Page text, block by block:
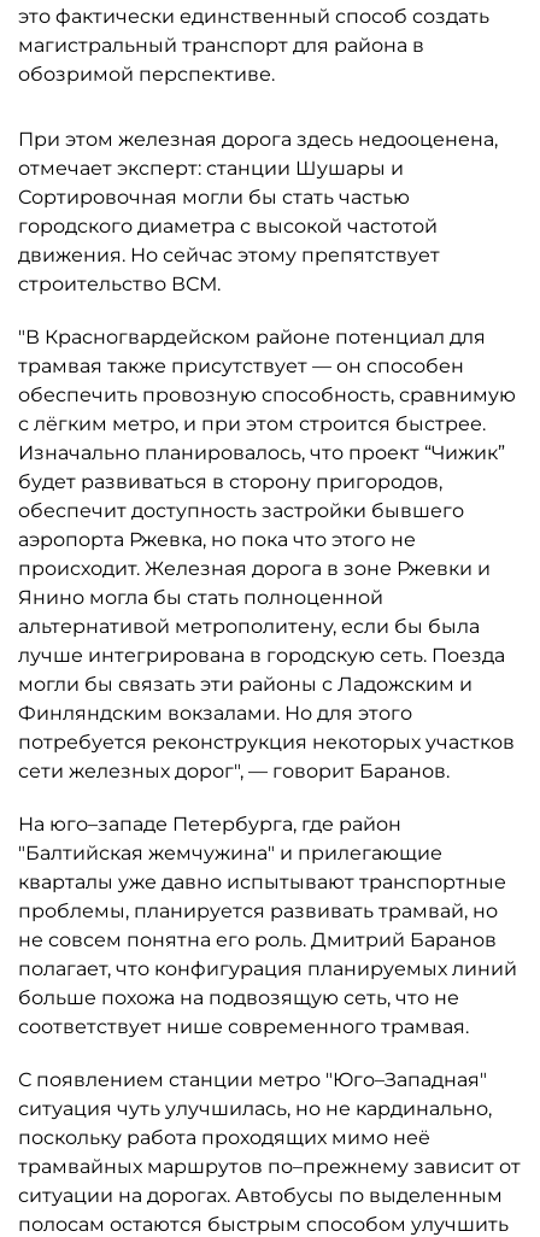
это фактически единственный способ создать
магистральный транспорт для района в
обозримой перспективе.
При этом железная дорога здесь недооценена,
отмечает эксперт: станции Шушары и
Сортировочная могли бы стать частью
городского диаметра с высокой частотой
движения. Но сейчас этому препятствует
строительство ВСМ.
"В Красногвардейском районе потенциал для
трамвая также присутствует — он способен
обеспечить провозную способность, сравнимую
с лёгким метро, и при этом строится быстрее.
Изначально планировалось, что проект “Чижик”
будет развиваться в сторону пригородов,
обеспечит доступность застройки бывшего
аэропорта Ржевка, но пока что этого не
происходит. Железная дорога в зоне Ржевки и
Янино могла бы стать полноценной
альтернативой метрополитену, если бы была
лучше интегрирована в городскую сеть. Поезда
могли бы связать эти районы с Ладожским и
Финляндским вокзалами. Но для этого
потребуется реконструкция некоторых участков
сети железных дорог", — говорит Баранов.
На юго–западе Петербурга, где район
"Балтийская жемчужина" и прилегающие
кварталы уже давно испытывают транспортные
проблемы, планируется развивать трамвай, но
не совсем понятна его роль. Дмитрий Баранов
полагает, что конфигурация планируемых линий
больше похожа на подвозящую сеть, что не
соответствует нише современного трамвая.
С появлением станции метро "Юго–Западная"
ситуация чуть улучшилась, но не кардинально,
поскольку работа проходящих мимо неё
трамвайных маршрутов по–прежнему зависит от
ситуации на дорогах. Автобусы по выделенным
полосам остаются быстрым способом улучшить